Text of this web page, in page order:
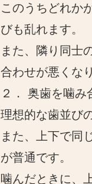
このうちどれか
びも乱れます。
また、隣り同士
合わせが悪くな
２． 奥歯を噛み
理想的な歯並び
また、上下で同
が普通です。
噛んだときに、